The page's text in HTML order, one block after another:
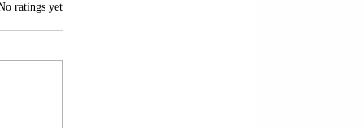
5 stars.
ratings yet